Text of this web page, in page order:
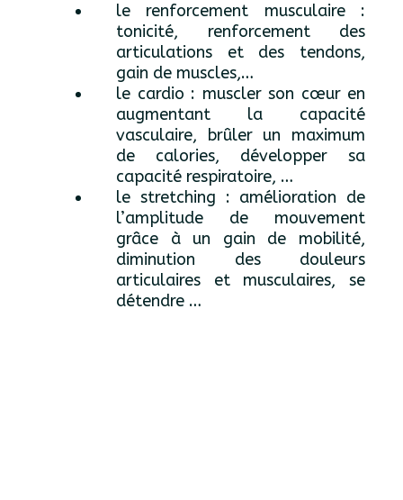
le renforcement musculaire :
tonicité, renforcement des
articulations et des tendons,
gain de muscles,…
le cardio : muscler son cœur en
augmentant la capacité
vasculaire, brûler un maximum
de calories, développer sa
capacité respiratoire, …
le stretching : amélioration de
l’amplitude de mouvement
grâce à un gain de mobilité,
diminution des douleurs
articulaires et musculaires, se
détendre …